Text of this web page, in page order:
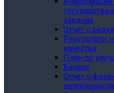
задания
Отчёт о
Результаты
качества
План по
Баланс
Отчет о
деятельности